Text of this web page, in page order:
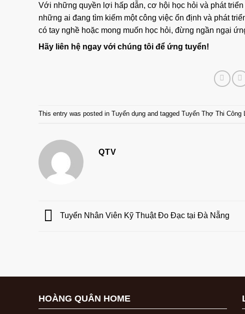
Với những quyền lợi hấp dẫn, cơ hội học hỏi và phát
những ai đang tìm kiếm một công việc ổn định và phát
có tay nghề hoặc mong muốn học hỏi, đừng ngần ngại
Hãy liên hệ ngay với chúng tôi để ứng tuyển!
This entry was posted in Tuyển dụng and tagged Tuyển Thợ Thi Công
QTV
Tuyển Nhân Viên Kỹ Thuật Đo Đạc tại Đà Nẵng
HOÀNG QUÂN HOME